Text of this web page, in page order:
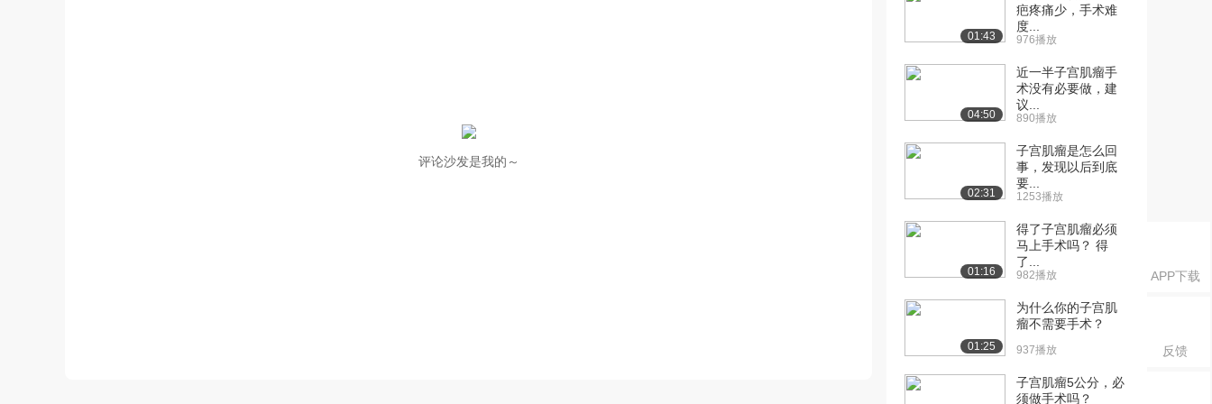
APP下载
反馈
评论沙发是我的～
01:43
疤疼痛少，手术难
度...
976播放
04:50
近一半子宫肌瘤手
术没有必要做，建
议...
890播放
02:31
子宫肌瘤是怎么回
事，发现以后到底
要...
1253播放
01:16
得了子宫肌瘤必须
马上手术吗？ 得
了...
982播放
01:25
为什么你的子宫肌
瘤不需要手术？
937播放
子宫肌瘤5公分，必
须做手术吗？